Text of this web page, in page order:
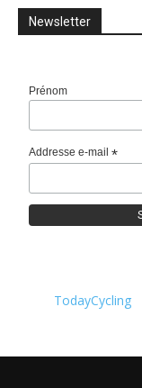
Newsletter
Prénom
Addresse e-mail*
TodayCycling